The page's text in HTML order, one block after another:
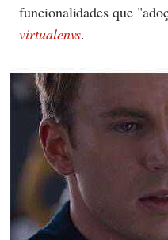
funcionalidades que
virtualenvs.